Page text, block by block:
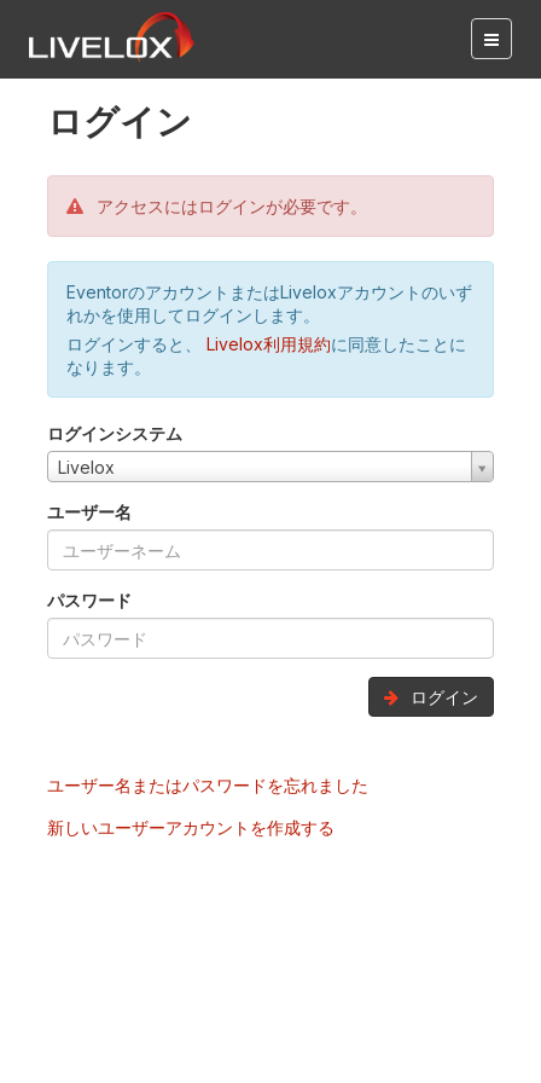
ログイン
アクセスにはログインが必要です。
EventorのアカウントまたはLiveloxアカウントのいず
れかを使用してログインします。
ログインすると、
Livelox利用規約に同意したことに
なります。
ログインシステム
Livelox
ユーザー名
パスワード
ログイン
ユーザー名またはパスワードを忘れました
新しいユーザーアカウントを作成する